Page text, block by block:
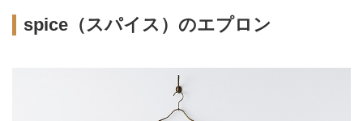
spice（スパイス）のエプロン